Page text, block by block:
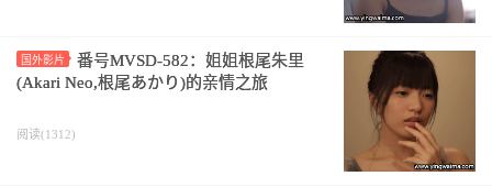
国外影片
番号MVSD-582：姐姐根尾朱里
(Akari Neo,根尾あかり)的亲情之旅
阅读(1312)